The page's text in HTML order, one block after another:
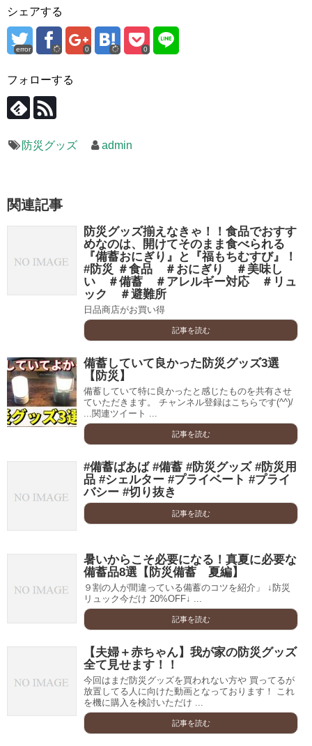
シェアする
error 0 0
フォローする
防災グッズ admin
関連記事
防災グッズ揃えなきゃ！！食品でおすす
めなのは、開けてそのまま食べられる
『備蓄おにぎり』と『福もちむすび』！
#防災 ＃食品 ＃おにぎり ＃美味し
い ＃備蓄 ＃アレルギー対応 ＃リュ
ック ＃避難所
日品商店がお買い得
記事を読む
備蓄していて良かった防災グッズ3選
【防災】
備蓄していて特に良かったと感じたものを共有させ
ていただきます。 チャンネル登録はこちらです(^^)/
...関連ツイート ...
記事を読む
#備蓄ばあば #備蓄 #防災グッズ #防災用
品 #シェルター #プライベート #プライ
バシー #切り抜き
記事を読む
暑いからこそ必要になる！真夏に必要な
備蓄品8選【防災備蓄 夏編】
９割の人が間違っている備蓄のコツを紹介」 ↓防災
リュック今だけ 20%OFF↓ ...
記事を読む
【夫婦＋赤ちゃん】我が家の防災グッズ
全て見せます！！
今回はまだ防災グッズを買われない方や 買ってるが
放置してる人に向けた動画となっております！ これ
を機に購入を検討いただけ ...
記事を読む